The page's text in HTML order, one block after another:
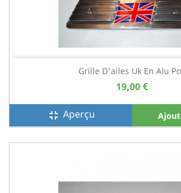
Grille D'ailes Uk En Alu
19,00 €
fullscreen_exit Aperçu